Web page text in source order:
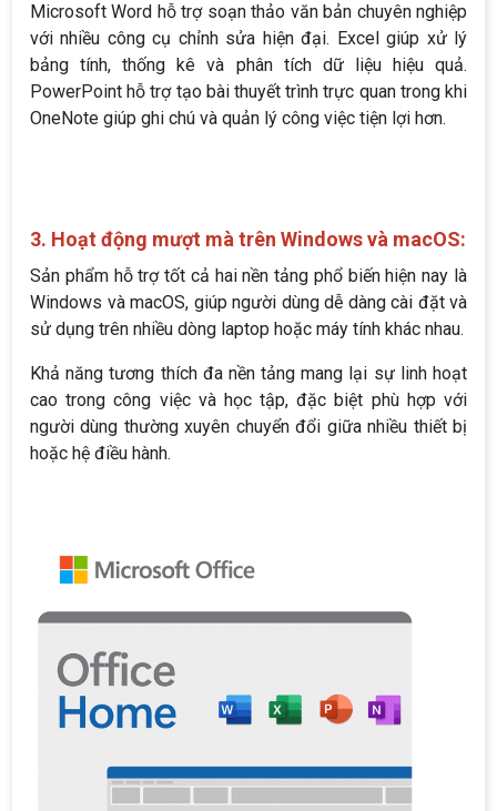
Microsoft Word hỗ trợ soạn thảo văn bản chuyên nghiệp
với nhiều công cụ chỉnh sửa hiện đại. Excel giúp xử lý
bảng tính, thống kê và phân tích dữ liệu hiệu quả.
PowerPoint hỗ trợ tạo bài thuyết trình trực quan trong khi
OneNote giúp ghi chú và quản lý công việc tiện lợi hơn.
3. Hoạt động mượt mà trên Windows và macOS:
Sản phẩm hỗ trợ tốt cả hai nền tảng phổ biến hiện nay là
Windows và macOS, giúp người dùng dễ dàng cài đặt và
sử dụng trên nhiều dòng laptop hoặc máy tính khác nhau.
Khả năng tương thích đa nền tảng mang lại sự linh hoạt
cao trong công việc và học tập, đặc biệt phù hợp với
người dùng thường xuyên chuyển đổi giữa nhiều thiết bị
hoặc hệ điều hành.